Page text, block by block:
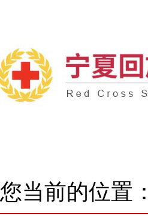
您当前的位置：